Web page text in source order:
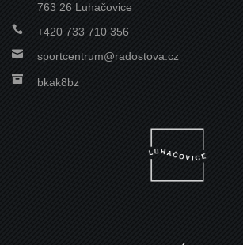
763 26 Luhačovice
 +420 733 710 356
 sportcentrum@radostova.cz
 bkak8bz